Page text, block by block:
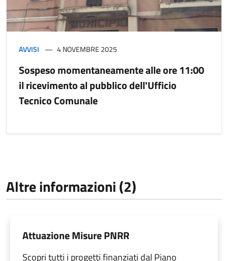
AVVISI 4 NOVEMBRE 2025
Sospeso momentaneamente alle ore 11:00
il ricevimento al pubblico dell'Ufficio
Tecnico Comunale
Altre informazioni (2)
Attuazione Misure PNRR
Scopri tutti i progetti finanziati dal Piano